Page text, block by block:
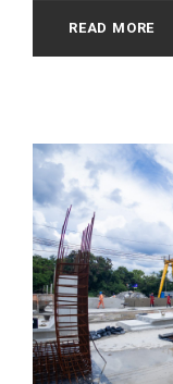
READ MORE